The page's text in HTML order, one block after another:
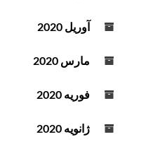
آوریل 2020
مارس 2020
فوریه 2020
ژانویه 2020